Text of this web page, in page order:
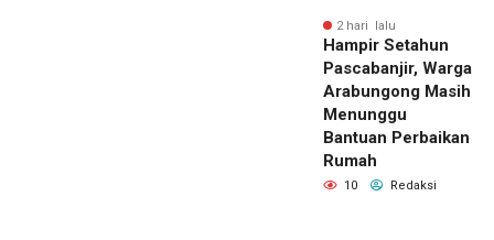
2 hari lalu
Hampir Setahun
Pascabanjir, Warga
Arabungong Masih
Menunggu
Bantuan Perbaikan
Rumah
10 Redaksi